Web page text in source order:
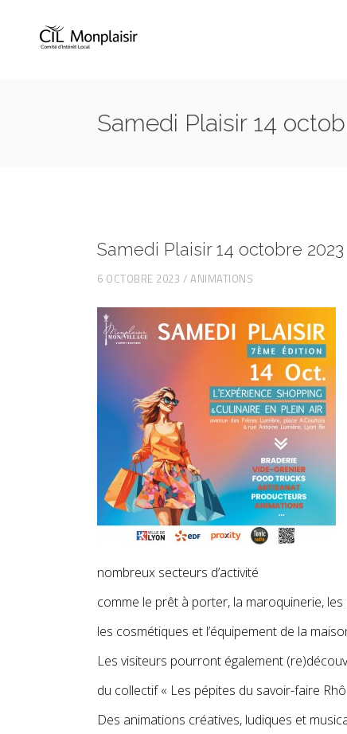
Samedi Plaisir 14
Samedi Plaisir 14 octobre 2023
6 OCTOBRE 2023 ANIMATIONS
nombreux secteurs d’activité
comme le prêt à porter, la maroquinerie, les
les cosmétiques et l’équipement de la
Les visiteurs pourront également
du collectif « Les pépites du savoir-faire
Des animations créatives, ludiques et